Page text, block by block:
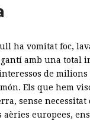
ha vomitat foc,
amb una total
de milions
Els que hem
sense necessitat
europees,